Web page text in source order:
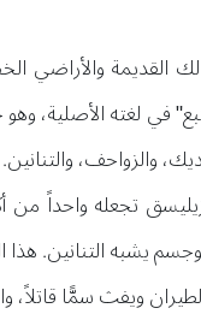
والأراضي
في لغته الأصلية،
والزواحف، والتنانين.
تجعله واحداً من
يشبه التنانين.
ويفث سمًّا قاتلاً،